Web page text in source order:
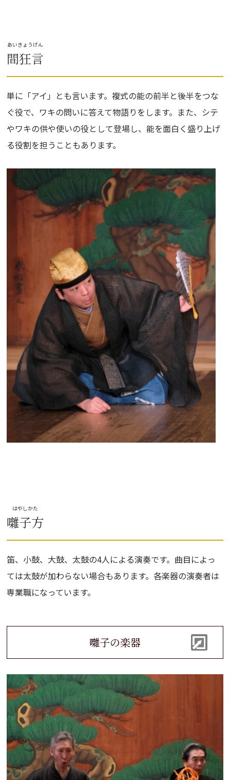
あいきょうげん
間狂言
単に「アイ」とも言います。複式の能の前半と後半をつな
ぐ役で、ワキの問いに答えて物語りをします。また、シテ
やワキの供や使いの役として登場し、能を面白く盛り上げ
る役割を担うこともあります。
はやしかた
囃子方
笛、小鼓、大鼓、太鼓の4人による演奏です。曲目によっ
ては太鼓が加わらない場合もあります。各楽器の演奏者は
専業職になっています。
囃子の楽器